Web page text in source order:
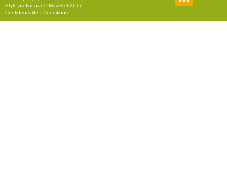
r
Style proflat par ©Mazeltof 2017
Confidentialité | Conditions